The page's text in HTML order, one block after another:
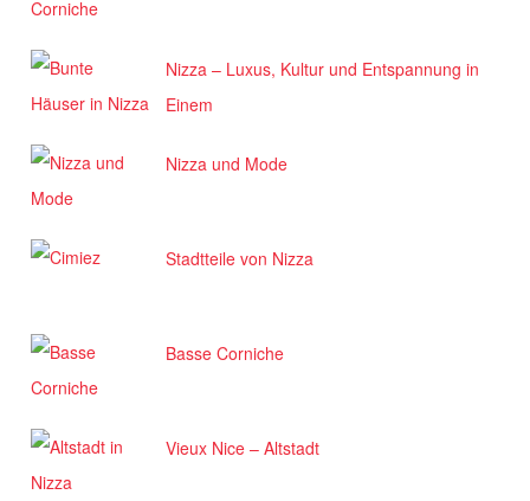
Nizza – Luxus, Kultur und Entspannung in
Einem
Nizza und Mode
Stadtteile von Nizza
Basse Corniche
Vieux Nice – Altstadt